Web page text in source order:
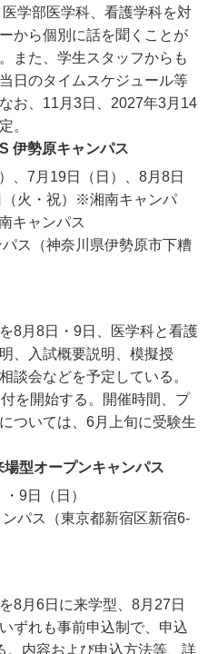
学部医学科、看護学科を対
から個別に話を聞くことが
また、学生スタッフからも
日のタイムスケジュール等
お、11月3日、2027年3月14
。
伊勢原キャンパス
、7月19日（日）、8月8日
（火・祝）※湘南キャンパ
キャンパス
ス（神奈川県伊勢原市下糟
8月8日・9日、医学科と看護
、入試概要説明、模擬授
談会などを予定している。
を開始する。開催時間、プ
ついては、6月上旬に受験生
型オープンキャンパス
9日（日）
パス（東京都新宿区新宿6-
8月6日に来学型、8月27日
ずれも事前申込制で、申込
。内容および申込方法等、詳